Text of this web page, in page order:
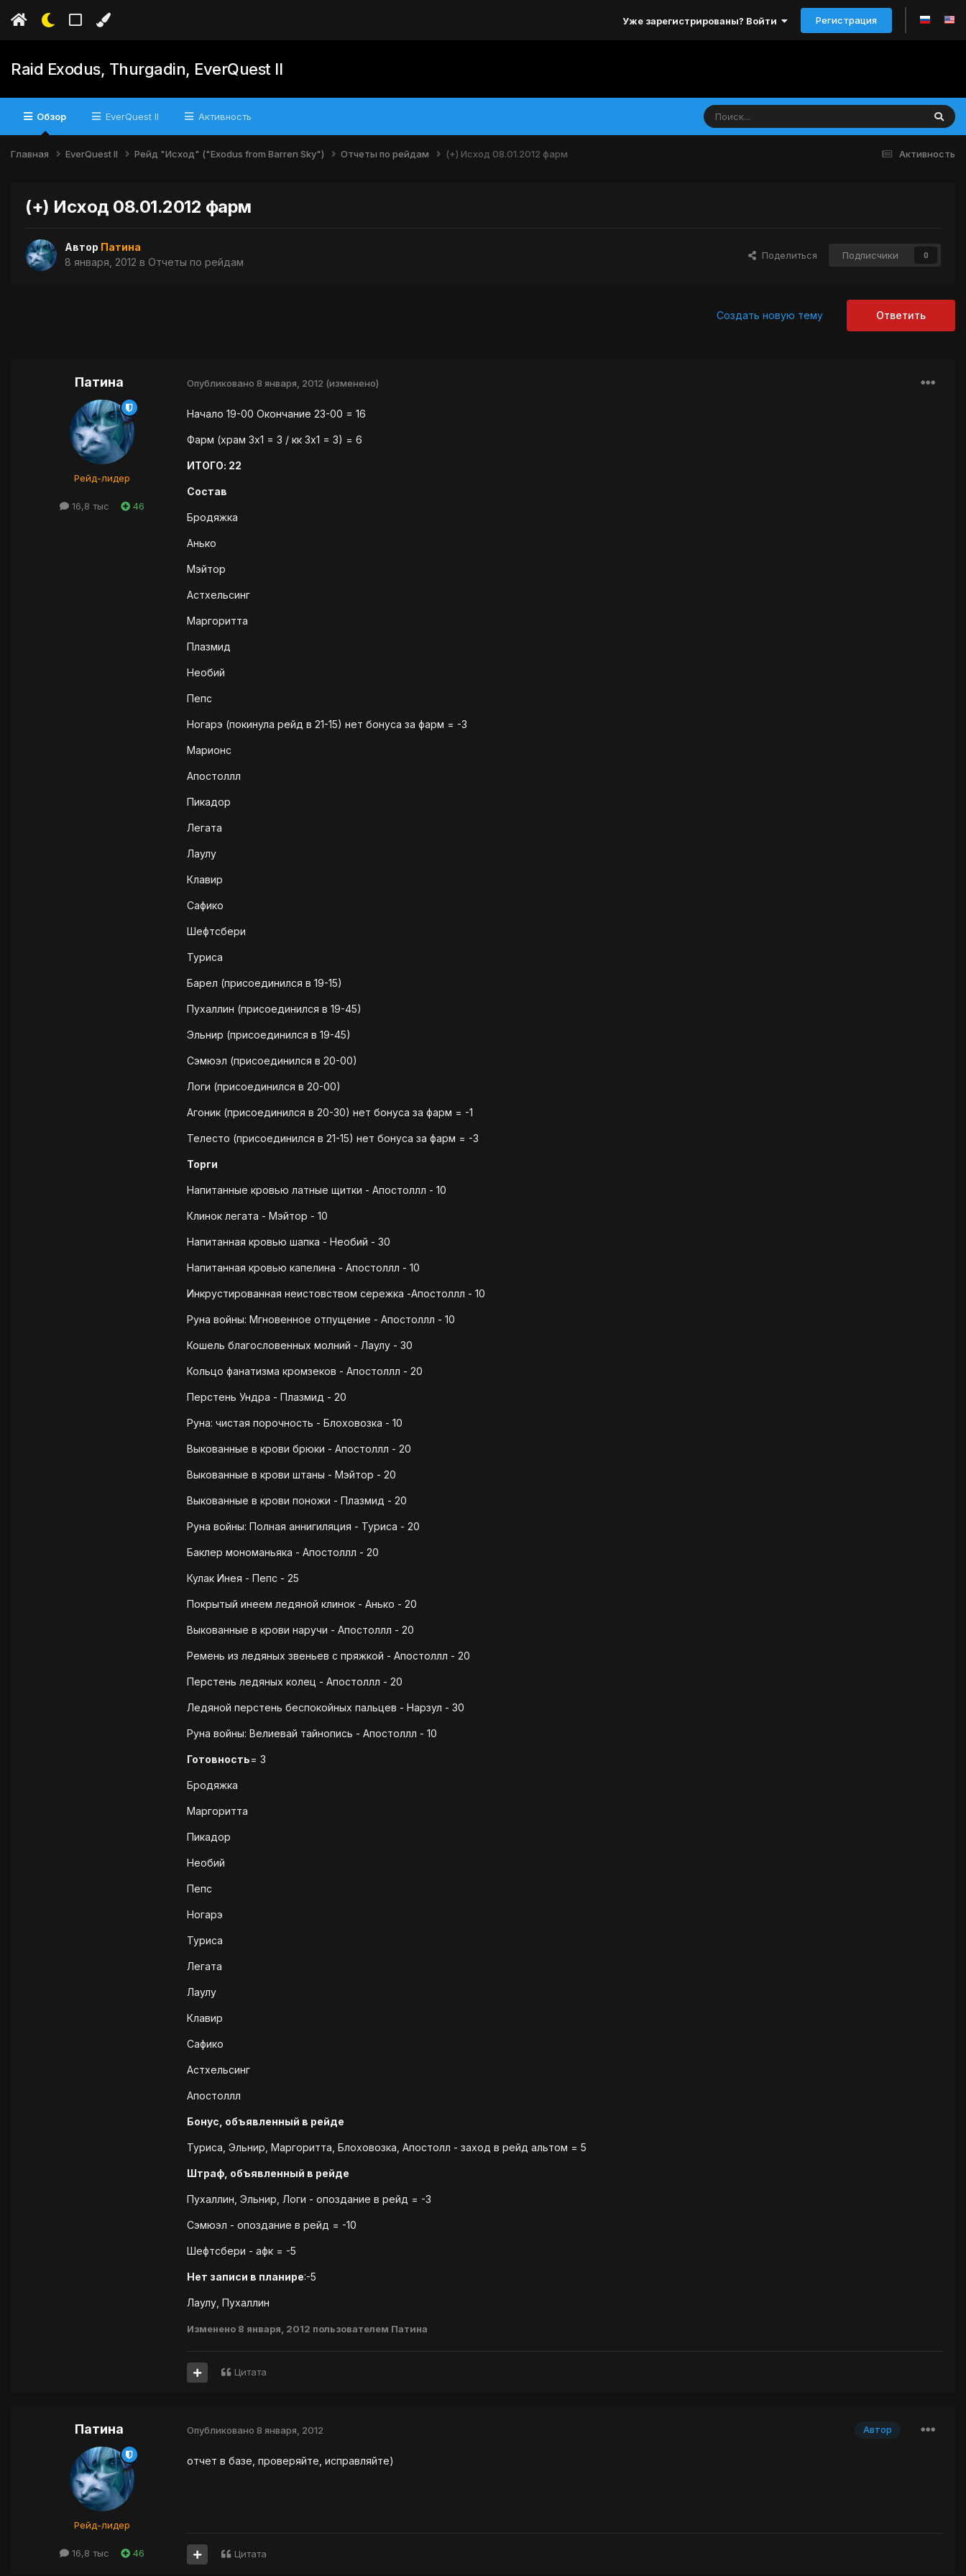
Уже зарегистрированы? Войти Регистрация
Raid Exodus, Thurgadin, EverQuest II
Обзор EverQuest II Активность
Активность
Главная EverQuest II Рейд "Исход" ("Exodus from Barren Sky") Отчеты по рейдам (+) Исход 08.01.2012 фарм
(+) Исход 08.01.2012 фарм
Автор Патина
8 января, 2012 в Отчеты по рейдам
Поделиться Подписчики 0
Ответить
Создать новую тему
Патина
Рейд-лидер
16,8 тыс 46
Опубликовано 8 января, 2012 (изменено)
Начало 19-00 Окончание 23-00 = 16
Фарм (храм 3х1 = 3 / кк 3х1 = 3) = 6
ИТОГО: 22
Состав
Бродяжка
Анько
Мэйтор
Астхельсинг
Маргоритта
Плазмид
Необий
Пепс
Ногарэ (покинула рейд в 21-15) нет бонуса за фарм = -3
Марионс
Апостоллл
Пикадор
Легата
Лаулу
Клавир
Сафико
Шефтсбери
Туриса
Барел (присоединился в 19-15)
Пухаллин (присоединился в 19-45)
Эльнир (присоединился в 19-45)
Сэмюэл (присоединился в 20-00)
Логи (присоединился в 20-00)
Агоник (присоединился в 20-30) нет бонуса за фарм = -1
Телесто (присоединился в 21-15) нет бонуса за фарм = -3
Торги
Напитанные кровью латные щитки - Апостоллл - 10
Клинок легата - Мэйтор - 10
Напитанная кровью шапка - Необий - 30
Напитанная кровью капелина - Апостоллл - 10
Инкрустированная неистовством сережка -Апостоллл - 10
Руна войны: Мгновенное отпущение - Апостоллл - 10
Кошель благословенных молний - Лаулу - 30
Кольцо фанатизма кромзеков - Апостоллл - 20
Перстень Ундра - Плазмид - 20
Руна: чистая порочность - Блоховозка - 10
Выкованные в крови брюки - Апостоллл - 20
Выкованные в крови штаны - Мэйтор - 20
Выкованные в крови поножи - Плазмид - 20
Руна войны: Полная аннигиляция - Туриса - 20
Баклер мономаньяка - Апостоллл - 20
Кулак Инея - Пепс - 25
Покрытый инеем ледяной клинок - Анько - 20
Выкованные в крови наручи - Апостоллл - 20
Ремень из ледяных звеньев с пряжкой - Апостоллл - 20
Перстень ледяных колец - Апостоллл - 20
Ледяной перстень беспокойных пальцев - Нарзул - 30
Руна войны: Велиевай тайнопись - Апостоллл - 10
Готовность= 3
Бродяжка
Маргоритта
Пикадор
Необий
Пепс
Ногарэ
Туриса
Легата
Лаулу
Клавир
Сафико
Астхельсинг
Апостоллл
Бонус, объявленный в рейде
Туриса, Эльнир, Маргоритта, Блоховозка, Апостолл - заход в рейд альтом = 5
Штраф, объявленный в рейде
Пухаллин, Эльнир, Логи - опоздание в рейд = -3
Сэмюэл - опоздание в рейд = -10
Шефтсбери - афк = -5
Нет записи в планире:-5
Лаулу, Пухаллин
Изменено 8 января, 2012 пользователем Патина
Цитата
Патина
Рейд-лидер
16,8 тыс 46
Автор
Опубликовано 8 января, 2012
отчет в базе, проверяйте, исправляйте)
Цитата